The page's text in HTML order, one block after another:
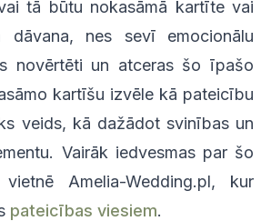
tā būtu nokasāmā kartīte vai
dāvana, nes sevī emocionālu
novērtēti un atceras šo īpašo
kartīšu izvēle kā pateicību
veids, kā dažādot svinības un
Vairāk iedvesmas par šo
Amelia-Wedding.pl, kur
pateicības viesiem.